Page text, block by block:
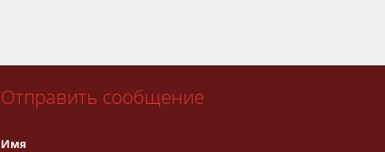
Отправить сообщение
Имя